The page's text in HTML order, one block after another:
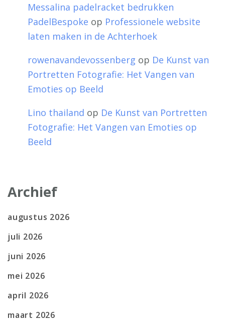
Messalina padelracket bedrukken
PadelBespoke op Professionele website
laten maken in de Achterhoek
rowenavandevossenberg op De Kunst van
Portretten Fotografie: Het Vangen van
Emoties op Beeld
Lino thailand op De Kunst van Portretten
Fotografie: Het Vangen van Emoties op
Beeld
Archief
augustus 2026
juli 2026
juni 2026
mei 2026
april 2026
maart 2026